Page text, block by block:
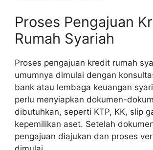
Proses Pengajuan
Rumah Syariah
Proses pengajuan kredit rumah
umumnya dimulai dengan
bank atau lembaga keuangan
perlu menyiapkan dokumen-
dibutuhkan, seperti KTP, KK, slip
kepemilikan aset. Setelah
pengajuan diajukan dan proses